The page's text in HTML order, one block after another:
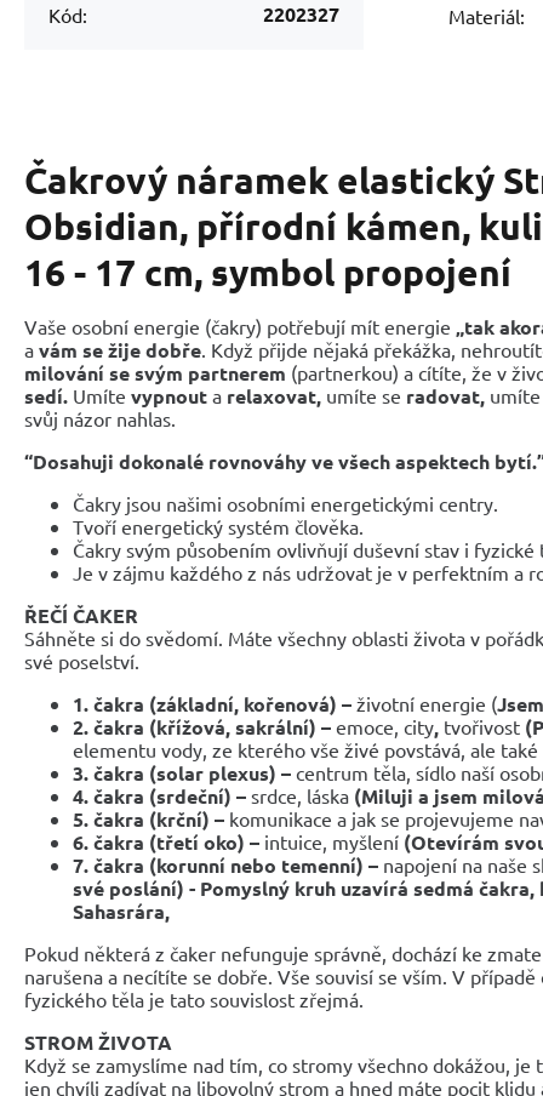
Kód: 2202327 Materiál:
Čakrový náramek elastický
Obsidian, přírodní kámen,
16 - 17 cm, symbol propojení
Vaše osobní energie (čakry) potřebují mít energie „tak
a vám se žije dobře . Když přijde nějaká překážka,
milování se svým partnerem (partnerkou) a cítíte, že v
sedí. Umíte vypnout a relaxovat, umíte se radovat,
svůj názor nahlas.
“Dosahuji dokonalé rovnováhy ve všech aspektech
Čakry jsou našimi osobními energetickými centry.
Tvoří energetický systém člověka.
Čakry svým působením ovlivňují duševní stav i fyzické
Je v zájmu každého z nás udržovat je v perfektním a
ŘEČÍ ČAKER
Sáhněte si do svědomí. Máte všechny oblasti života v
své poselství.
1. čakra (základní, kořenová) – životní energie (
2.čakra (křížová, sakrální) – emoce, city, tvořivost
elementu vody, ze kterého vše živé povstává, ale
3. čakra (solar plexus) – centrum těla, sídlo naší
4. čakra (srdeční) – srdce, láska (Miluji a jsem
5. čakra (krční) – komunikace a jak se projevujeme
6. čakra (třetí oko) – intuice, myšlení (Otevírám
7. čakra (korunní nebo temenní) – napojení na naše
své poslání) - Pomyslný kruh uzavírá sedmá
Sahasrára,
Pokud některá z čaker nefunguje správně, dochází ke
narušena a necítíte se dobře. Vše souvisí se vším. V
fyzického těla je tato souvislost zřejmá.
STROM ŽIVOTA
Když se zamyslíme nad tím, co stromy všechno dokážou, je
jen chvíli zadívat na libovolný strom a hned máte pocit klidu